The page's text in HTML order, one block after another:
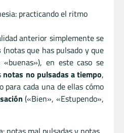
anterior simplemente se
(notas que has pulsado y que
en este caso se
notas no pulsadas a tiempo,
para cada una de ellas cómo
(«Bien», «Estupendo»,